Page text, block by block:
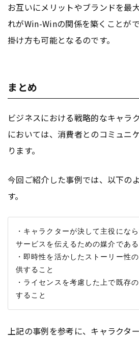
お互いにメリットやブランドを最
れがWin-Winの関係を築くことが
掛け方も可能となるのです。
まとめ
ビジネスにおける戦略的なキャラ
においては、消費者とのコミュニ
ります。
今回ご紹介した事例では、以下の
す。
・キャラクターが決して主役にな
サービスを伝えるための媒介である
・即時性を活かしたストーリー性
供すること
・ライセンスを考慮した上で既存
上記の事例を参考に、キャラクター